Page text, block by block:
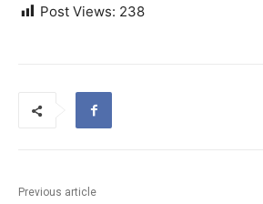
Post Views: 238
Previous article